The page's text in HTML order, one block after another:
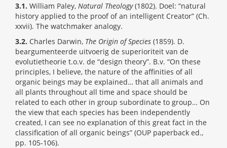
3.1. William Paley, Natural Theology(1802). Doel: “natural
history applied to the proof of an intelligent Creator” (Ch.
xxvii). The watchmaker analogy.
3.2. Charles Darwin, The Origin of Species (1859). D.
beargumenteerde uitvoerig de superioriteit van de
evolutietheorie t.o.v. de “design theory”. B.v. “On these
principles, I believe, the nature of the affinities of all
organic beings may be explained… that all animals and
all plants throughout all time and space should be
related to each other in group subordinate to group… On
the view that each species has been independently
created, I can see no explanation of this great fact in the
classification of all organic beings” (OUP paperback ed.,
pp. 105-106).